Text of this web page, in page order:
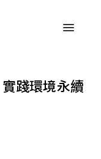
踐環境永續